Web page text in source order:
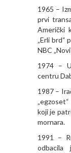
1965 –
prvi
Američki
„Erli brd“
NBC
1974 –
centru
1987 –
koji je
mornara.
1991 –
odbacila